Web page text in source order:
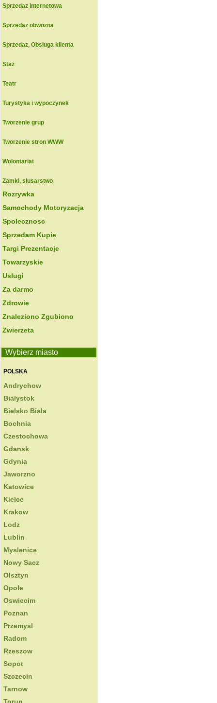
Sprzedaz internetowa
Sprzedaz obwozna
Sprzedaz, Obsluga klienta
Staz
Teatr
Turystyka i wypoczynek
Tworzenie grup
Tworzenie stron WWW
Wolontariat
Zamki, slusarstwo
Rozrywka
Samochody Motoryzacja
Spolecznosc
Sprzedam Kupie
Targi Prezentacje
Towarzyskie
Uslugi
Za darmo
Zdrowie
Znaleziono Zgubiono
Zwierzeta
Wybierz miasto
POLSKA
Andrychow
Bialystok
Bielsko Biala
Bochnia
Czestochowa
Gdansk
Gdynia
Jaworzno
Katowice
Kielce
Krakow
Lodz
Lublin
Myslenice
Nowy Sacz
Olsztyn
Opole
Oswiecim
Poznan
Przemysl
Radom
Rzeszow
Sopot
Szczecin
Tarnow